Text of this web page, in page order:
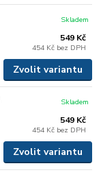
549 Kč
454 Kč bez DPH
Skladem
Zvolit variantu
549 Kč
454 Kč bez DPH
Skladem
Zvolit variantu